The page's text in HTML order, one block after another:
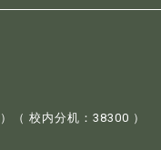
）（ 校内分机：38300 ）